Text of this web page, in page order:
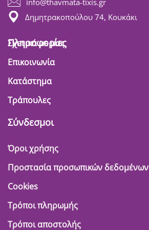
info@thavmata-tixis.gr
Δημητρακοπούλου 74, Κουκάκι
Πληροφορίες
Σχετικά με μας
Επικοινωνία
Κατάστημα
Τράπουλες
Σύνδεσμοι
Όροι χρήσης
Προστασία προσωπικών δεδομένων
Cookies
Τρόποι πληρωμής
Τρόποι αποστολής